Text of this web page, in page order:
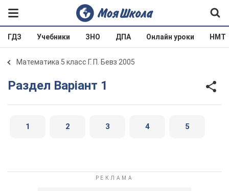
ГДЗ Учебники ЗНО ДПА Онлайн уроки НМТ
Математика 5 класс Г. П. Бевз 2005
Раздел Варіант 1
1 2 3 4 5